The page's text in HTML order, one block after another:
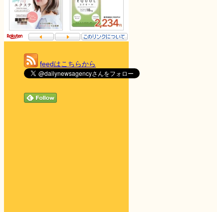
feedはこちらから